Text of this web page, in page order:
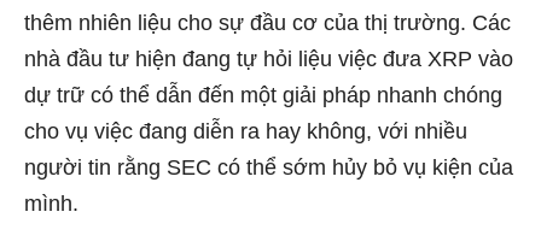
thêm nhiên liệu cho sự đầu cơ của thị trường. Các
nhà đầu tư hiện đang tự hỏi liệu việc đưa XRP vào
dự trữ có thể dẫn đến một giải pháp nhanh chóng
cho vụ việc đang diễn ra hay không, với nhiều
người tin rằng SEC có thể sớm hủy bỏ vụ kiện của
mình.